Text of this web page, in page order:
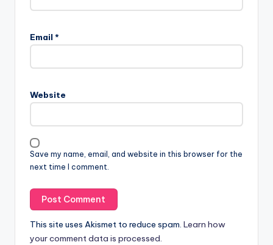
Email *
Website
Save my name, email, and website in this browser for the
next time I comment.
This site uses Akismet to reduce spam. Learn how
your comment data is processed.